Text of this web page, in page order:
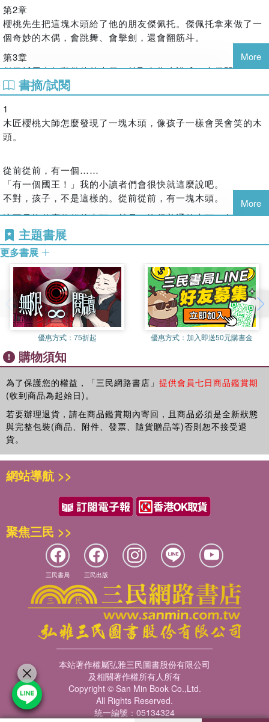
造成他與父親的尖峰相對，是敵非友！
原來曾在中原武林鬧得天翻地覆的日月神教，是當年被日月天
青雲施天衣神水一計失敗後，卻又起項思龍再次失蹤之計，施
出了魔帥鷹刀復出江湖的謠言陰謀，把中原武林幾大門派的精
英高手誘騙至偏僻的巴蜀之地欲加圍殲，意圖一舉霸佔中原武
林。陰謀詭計雖被笑面書生獲悉，揭穿了烏巴達邪教的真面
目，但鬼影修羅卻被烏行雲以血魔陰魔功擊成重傷，又一個血
魔將誕生，武林浩劫將臨於世！
☆全球200種語言版本 永恒的文學經典
☆科洛迪國家基金會（Fondazione Nazionale Carlo
Collodi）全力協助臺灣首次完整譯本
——植物、動物和人性——
他經由發生在自己身上的一連串「冒險」來認識這三種靈魂。
你是否對《皮諾丘：木偶奇遇記》有這樣的印象：一個說謊時
鼻子會變長的木偶小孩？
這個由迪士尼動畫和各種簡化版本重塑的經典，其實是一部許
多人未曾完整閱讀的傳說之書。
本譯本帶你回到原著，重新探索卡洛．科洛迪筆下的故事魅
力。從木偶皮諾丘的誕生到他的冒險旅程，原著充滿幽默、生
動又深刻的筆觸，揭示出童年與成長的多重面貌。這不僅是一
此次翻譯特別參考了由卡洛．科洛迪國家基金會推薦的英文版
家版本編輯委員會主席）的悉心協助。她提供了原著精確的細
節指導，確保譯文能忠實再現科洛迪的文字風格與情感深度。
同時，本譯本融合了義大利畫家洛倫佐．馬托蒂為《皮諾丘：
木偶奇遇記》創作的精美插畫。馬托蒂以三十多年時間，三度
詮釋皮諾丘的世界，用色彩與圖像補充文字未能說盡的奇異與
溫暖，為這部經典帶來新的視覺語言。
科洛迪在這本書裡，很喜歡用「一千」為單位來形容事情。
木偶戲的大帳蓬上，有一千種各種顏色；一千隻啄木鳥來把皮
諾丘變長的鼻子啄回原形，等等。
在第19章結尾的地方，皮諾丘在逮呆瓜這個城市被關進牢裡四
個月之後，遇到年輕皇帝大赦。但是所有其他罪犯都得到釋
放，皮諾丘卻沒有。直到他承認自己也是個混蛋之後，獄卒才
說：「哦，這麼說的話，你就有一千個可以放出去的理由
請大家來讀這本書吧。這是一本有一千個理由要讀的書。
——有一千個理由要讀的書 譯者的話 郝明義
推薦人
之星騎士勳章，2022年獲頒金漫獎特別貢獻獎。
著有《工作DNA》、《越讀者》、《如果我十五歲》、《一隻
馬利擔任漫畫及繪本編劇，代表作有和鄭問合作的《阿鼻
劍》。譯著有《2001太空漫遊》、《如何閱讀一本書》。
繪者簡介
羅倫佐．馬托蒂 Lorenzo Mattotti
義大利畫家、插畫家與漫畫家羅倫佐．馬托蒂現居巴黎，自
1970 年代末期發表首部漫畫作品以來，便以大膽的實驗精神
創作，並於1980 年代初與其他藝術家共同創立「Valvoline」
團體，突破傳統敘事與藝術框架，創作風格前衛且富有表現
力。
1984 年，他創作了《火焰》（Fuochi），這部作品在漫畫界
被視為一大盛事，並獲得了重要的國際獎項。他的作品，從
《事件》（Incidenti）到《污點》（Stigmate），再到《斯帕
塔科先生》（Le Signor Spartaco）、《內法斯托博士》
（Doctor Nefasto）、《窗邊的人》（L'uomo alla nestra）
和眾多其他作品，不但全都呈現出獨特的韻味，卻又沒有受限
於單一的手法，不斷探索繪畫創新的可能性。
馬托蒂的插畫作品廣泛見於《紐約客》（The New
Yorker）、《世界報》（Le Monde）、《南德意志報》
（Süddeutsche Zeitung）等國際媒體。時尚領域中，他曾為
《浮華》（Vanity）雜誌設計視覺藝術，並為建築期刊
《Domus》設計2010 年的所有封面。在童書領域，他為《皮
諾丘》（Pinocchio）及《尤金尼奧》（Eugenio）繪製插圖，
後者於1993 年榮獲布拉迪斯拉發大獎（Grand Prix di
Bratislava）。他的個展遍及羅馬展覽宮、哈勒姆弗朗斯．哈
爾斯博物館與米蘭羅馬門博物館，作品在全球廣泛流傳。
馬托蒂同樣涉足動畫與電影領域，為王家衛、史蒂文．索德伯
2004）設計過場動畫。2007 年，他參與動畫電影《怕黑怪
經……也許不是》（Il Etait une fois... Peut-être pas）設計
丘》（Pinocchio）的角色與場景設計。
馬托蒂的出版物豐富多元，包括Einaudi 出版社的《化身博
士》（Jekyll & Hyde, 2002）、《霜之聲》（Il rumore della
brina , 2003），以及Nuages 出版社的《馬托蒂的海報》（I
manifesti di Mattotti , 2002） 與《吳哥窟》（Angkor,
2003）。2009 年， 他與Orecchio acerbo / Gallimard 合作
出版《漢塞爾與格蕾特》（Hansel e Gretel ），並於2010年
與音樂家路．瑞德（Lou Reed）聯手創作《烏鴉》（Il corvo
羅倫佐．馬托蒂的藝術橫跨漫畫、插畫、電影與繪畫，風格鮮
明且富有表現力。他不僅是現代漫畫藝術的重要推動者，更是
當代視覺藝術領域不可忽視的關鍵人物，其作品打破了藝術形
式間的藩籬，創造出跨越文化與語言的普世視覺語言。
洛迪（Carlo Collodi）所創造的這個木偶孩子，其成功已經得
到了星際的認可（卡洛．科洛迪是作家、評論家、記者、劇作
家和教育家卡洛．洛倫齊尼Carlo Lorenzini的筆名，1826-
《皮諾丘：木偶奇遇記》在華人世界也廣受歡迎：在卡洛．科
洛迪國家基金會的記錄裡，從1927年以來，有大約四十個中文
翻譯版本；其中，至少有十二個是在1961年至2016年間在臺
灣出版的。之前的中文譯本並不是每一本都能忠於原文——原
文也本來就有一些眾所周知的語言「障礙」：例如，一些成語
的翻譯、虛構地點的名稱，還有托斯卡尼食物（cibreino，小
子）譯名等問題。
科洛迪的文字確實充滿了創意，並且因為有豐富的幽默感而卓
越非凡。這是一種散布著宮廷、民間和托斯卡尼詞彙形式的語
言，並帶有19世紀義大利用語的動詞變位。
另一方面，現在在臺灣出版的這個新譯本，忠實呈現義大利原
文本中充滿節奏感的敘述風格、科洛迪獨特的語境，以及這本
傑作懸浮在現實主義和奇幻、童話般筆調之間的氛圍。
最初，《皮諾丘：木偶奇遇記》這本書是由佛羅倫斯的出版社
菲利切．帕吉（Felice Paggi）出版，收錄在「趣味讀物」
（Amene Letture）系列。因為科洛迪在之前就寫過像《詹尼
提尼》（Giannettino, 1877）和《米努佐利》（Minuzzolo,
1878）這樣的創新教育讀本，所以這本書的目標讀者是小學高
年級的學生，他們已經對科洛迪非常熟悉。出於這些原因，
《皮諾丘：木偶奇遇記》的包裝設計並不講究：輕薄的書冊格
式，淺藍色封面，用紙也不結實。
然而，科洛迪在這些紙頁上所寫下的那些底蘊深厚的文字，卻
為一個「神奇的」主角勾勒出令人難以忘懷的肖像：那個瘦削
的木偶小孩皮諾丘，就算字面上沒說是那個童話世界裡的「主
宰」（lord），實際也悠然自得地遭遇到會說話的蟋蟀、怪蟒
蛇、貓和狐狸、可怕的角鯊，還有哲學家鮪魚，以及這個童話
媽，有一頭藍髮的仙女。
因此，閱讀《皮諾丘：木偶奇遇記》的時候，無論是少年讀者
還是成人讀者，都能感受到19世紀的氣息；然而，他們仍然會
被這個渴望獲得自由的木偶吸引，甚至深深著迷。那是木偶想
要在一個農業和手工業的義大利中「遇見」世界的冒險；但這
個義大利已經透過去現實化而成為寓言和童話的舞台，所以這
個義大利也可以是任何國家；其中的自然地理也已經去現實化
而成為寓言和童話的舞台，所以每個人都可以往其中投射自己
的經歷。
《皮諾丘：木偶奇遇記》雖然出生於不太遙遠的昨天，但仍然
是寫給今天和未來讀者看的故事。為什麼？因為木偶小男孩皮
諾丘擁有世界上的三種靈魂——植物、動物和人性——而他經
以，他是通往某種宇宙性和普世性的連續門檻或通道，所有生
命的原則都安置其中。
身為會說話的木頭，能夠在堅固的物質中發聲呈現自我，皮諾
丘是人類學裡的人文主義所能象徵的最高綜合體：人類從投身
第2章
櫻桃先生把這塊木頭給了他的朋友傑佩托。傑佩托拿來做了一
個奇妙的木偶，會跳舞、會擊劍，還會翻筋斗。
第3章
傑佩托馬上行動做他的木偶，並取名為皮諾丘。木偶開始搗
亂。
第4章
皮諾丘和會說話的蟋蟀的故事。你可以看出頑皮孩子多聽不進
比他們懂事的人說的話。
皮諾丘肚子餓了，想找雞蛋做個烘蛋，但是在關鍵時刻烘蛋飛
出了窗戶。
第6章
皮諾丘睡著的時候，腳放在一個瓦罐火盆上，第二天早上醒來
發現他的腳全燒掉了。
第7章
傑佩托回到家，給木偶做了雙新腳；這個可憐的傢伙還把帶回
來要自己吃的食物給了他。
第8章
傑佩托給皮諾丘做了一雙新鞋，並賣掉了自己的外套來買一本
字母書。
皮諾丘為了去看木偶表演，賣掉了他的字母書。
許多木偶認出了他們的兄弟皮諾丘，為他辦了一場盛大的歡迎
派對。然而，在慶祝活動的高潮，木偶師吞火的人出現了，皮
諾丘眼看下場不妙。
第11章
勒奇諾一命。
第12章
吞火的人給了皮諾丘五枚金幣，讓他帶回家給傑佩托。但是皮
諾丘上了一隻狐狸和一隻貓的當，跟他們走了。
第13章
紅螃蟹旅館。
因為沒有聽會說話的蟋蟀的勸說，皮諾丘遇上了殺手。
第15章
殺手一路追逐皮諾丘。抓到他之後，他們把他吊在一棵好大的
老橡樹上。
美麗的藍髮少女把木偶救下來，讓他上床睡覺，並叫來三個醫
生來看他是死是活。
第17章
皮諾丘吃了糖，但不肯吃藥；然而，等他看到掘墓人來要抬他
More
書摘/試閱
1
木匠櫻桃大師怎麼發現了一塊木頭，像孩子一樣會哭會笑的木
頭。
從前從前，有一個……
「有一個國王！」我的小讀者們會很快就這麼說吧。
不對，孩子，不是這樣的。從前從前，有一塊木頭。
這不是塊什麼值錢的木頭，就是一塊很普通的木頭，冬天拿來
燒爐子，或者放在壁爐裡生火，把房間暖和起來的木頭。
我也說不清事情是怎麼發生的，反正就是有一天，這塊木頭就
出現在一個老木匠的店裡。老木匠名叫安東尼奧大師，不過，
因為他鼻尖總是像熟透的櫻桃一樣又紅又亮，所以大家也都叫
他櫻桃大師。
櫻桃大師看見這塊木頭的時候，滿心歡喜；他開心地搓著兩隻
手，輕聲跟自己說道：
「我就是要這塊木頭；剛好我的桌子還缺一條腿。」
他伸手拿起一把鋒利的小斧頭，準備砍掉樹皮，削滑一點。然
而，就在第一斧要砍下去的時候，胳臂在半空中停住，因為他
聽到一個非常微小的聲音在請求：「嘿，別砍得太重啊！」
你一定可以想像這位櫻桃大師有多吃驚吧！
他睜大了眼睛四處張望，想找出那個小小的聲音到底從哪裡傳
來，但什麼人也沒看到！他看了看工作枱底下——沒人；他看
了那個總是關著的櫥櫃——沒人；他看了那個裝著木屑和鋸末
的籃子——沒人；他打開商店的門，看了看街上——還是沒
人。啊？這怎麼辦？
聲音一定是我腦袋想像出來的。還是回頭幹活吧。」
他又拿起小斧頭，用力地劈了一下木頭。
「哇！真痛啊！」又是那個小聲音很不高興地喊起來。
眶，嘴巴張著合不攏，舌頭幾乎伸到下巴底下。整個人看起來
就像廣場噴泉的怪異雕像。
等他終於能說話了，櫻桃大師在恐懼中顫抖著聲音，結結巴巴
「那……那個小聲音到底是從哪……哪裡來的？這裡一……一
個人也沒有。難道是這塊木頭像小孩子一樣學會了哭泣和搗亂
嗎？我不相信。這塊小木頭看來跟所有其他柴火都沒兩樣，扔
到火裡差不多可以煮一鍋豆子……這到底是怎麼回事？會是裡
面藏了什麼人嗎？如果真藏了人，那他可慘了。我現在就要立
刻解決他！」
說著，他雙手抓起那塊可憐的木頭，拿出全身力氣砸向房間的
一道道牆壁。
然後，他停下來仔細聆聽，看是否能聽到什麼小小的哀叫聲。
More
主題書展
更多書展
優惠方式： 75折起 優惠方式： 加入即送50元購書金
購物須知
為了保護您的權益，「三民網路書店」 提供會員七日商品鑑賞期
(收到商品為起始日)。
若要辦理退貨，請在商品鑑賞期內寄回，且商品必須是全新狀態
與完整包裝(商品、附件、發票、隨貨贈品等)否則恕不接受退
貨。
網站導航 >>
聚焦三民 >>
三民書局 三民出版
本站著作權屬弘雅三民圖書股份有限公司
及相關著作權所有人所有
Copyright © San Min Book Co.,Ltd.
All Rights Reserved.
統一編號：05134324